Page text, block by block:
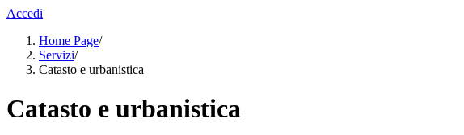
Accedi
Home Page/
Servizi/
Catasto e urbanistica
Catasto e urbanistica